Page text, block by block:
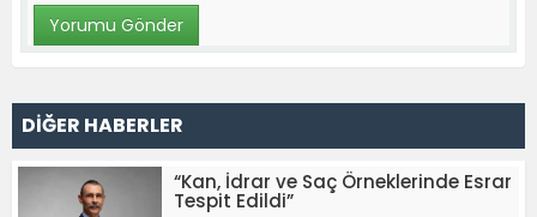
DİĞER HABERLER
“Kan, İdrar ve Saç Örneklerinde Esrar
Tespit Edildi”